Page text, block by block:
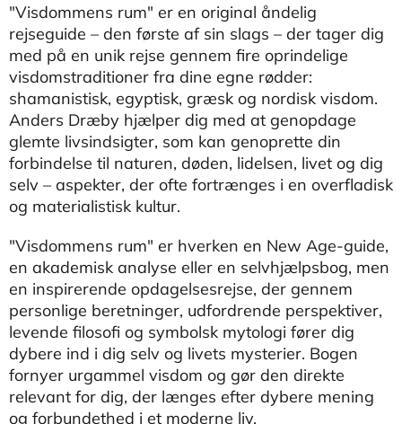
"Visdommens rum" er en original åndelig
rejseguide – den første af sin slags – der tager dig
med på en unik rejse gennem fire oprindelige
visdomstraditioner fra dine egne rødder:
shamanistisk, egyptisk, græsk og nordisk visdom.
Anders Dræby hjælper dig med at genopdage
glemte livsindsigter, som kan genoprette din
forbindelse til naturen, døden, lidelsen, livet og dig
selv – aspekter, der ofte fortrænges i en overfladisk
og materialistisk kultur.
"Visdommens rum" er hverken en New Age-guide,
en akademisk analyse eller en selvhjælpsbog, men
en inspirerende opdagelsesrejse, der gennem
personlige beretninger, udfordrende perspektiver,
levende filosofi og symbolsk mytologi fører dig
dybere ind i dig selv og livets mysterier. Bogen
fornyer urgammel visdom og gør den direkte
relevant for dig, der længes efter dybere mening
og forbundethed i et moderne liv.